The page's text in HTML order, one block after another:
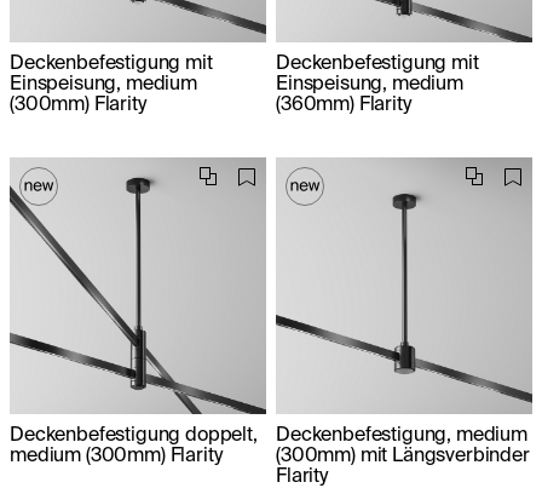
Deckenbefestigung mit
Einspeisung, medium
(300mm) Flarity
Deckenbefestigung mit
Einspeisung, medium
(360mm) Flarity
Deckenbefestigung doppelt,
medium (300mm) Flarity
Deckenbefestigung, medium
(300mm) mit Längsverbinder
Flarity